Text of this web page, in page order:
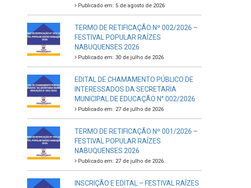
Publicado em: 5 de agosto de 2026
TERMO DE RETIFICAÇÃO Nº 002/2026 –
FESTIVAL POPULAR RAÍZES
NABUQUENSES 2026
Publicado em: 30 de julho de 2026
EDITAL DE CHAMAMENTO PÚBLICO DE
INTERESSADOS DA SECRETARIA
MUNICIPAL DE EDUCAÇÃO N° 002/2026
Publicado em: 27 de julho de 2026
TERMO DE RETIFICAÇÃO Nº 001/2026 –
FESTIVAL POPULAR RAÍZES
NABUQUENSES 2026
Publicado em: 27 de julho de 2026
INSCRIÇÃO E EDITAL – FESTIVAL RAÍZES